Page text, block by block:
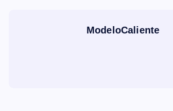
ModeloCaliente